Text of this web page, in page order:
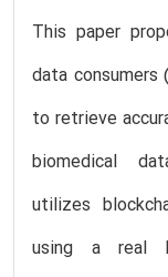
This paper
data consumers
to retrieve
biomedical
utilizes
using a real